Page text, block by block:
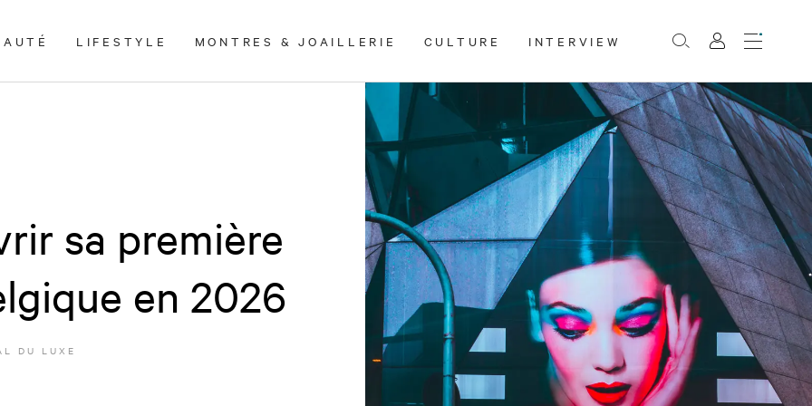
LIFESTYLE MONTRES & JOAILLERIE CULTURE INTERVIEW Rechercher
Mon
compte
Menu
sa première
en 2026
DU LUXE